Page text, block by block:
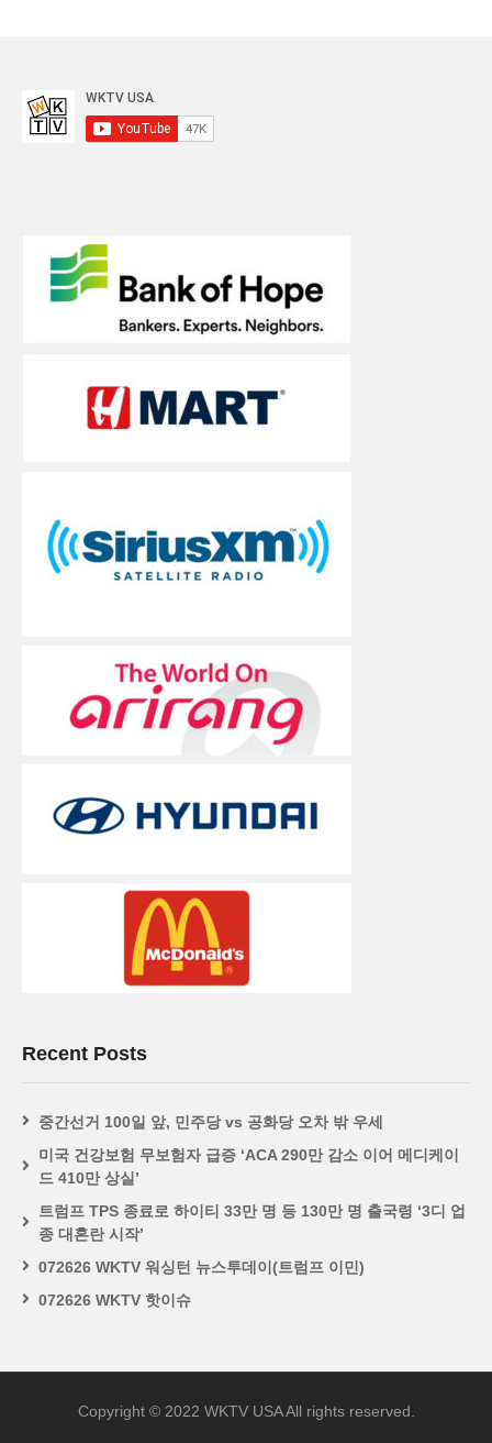
Recent Posts
중간선거 100일 앞, 민주당 vs 공화당 오차 밖 우세
미국 건강보험 무보험자 급증 ‘ACA 290만 감소 이어 메디케이
드 410만 상실’
트럼프 TPS 종료로 하이티 33만 명 등 130만 명 출국령 ‘3디 업
종 대혼란 시작’
072626 WKTV 워싱턴 뉴스투데이(트럼프 이민)
072626 WKTV 핫이슈
Copyright © 2022 WKTV USA All rights reserved.